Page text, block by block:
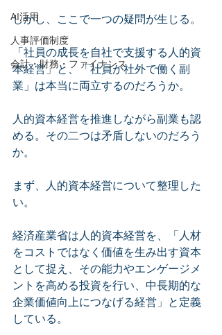
AI活用
人事評価制度
会計・財務・ファイナンス
しかし、ここで一つの疑問が生じる。
「社員の成長を自社で支援する人的資
本経営」と、「社員が社外で働く副
業」は本当に両立するのだろうか。
人的資本経営を推進しながら副業も認
める。その二つは矛盾しないのだろう
か。
まず、人的資本経営について整理した
い。
経済産業省は人的資本経営を、「人材
をコストではなく価値を生み出す資本
として捉え、その能力やエンゲージメ
ントを高める投資を行い、中長期的な
企業価値向上につなげる経営」と定義
している。